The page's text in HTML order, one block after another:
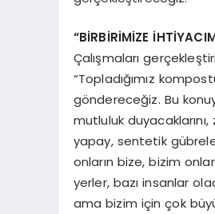
“BİRBİRİMİZE
Çalışmaları
“Topladığımız
göndereceğiz. Bu
mutluluk
yapay, sentetik
onların bize, bizim
yerler, bazı insanlar
ama bizim için çok